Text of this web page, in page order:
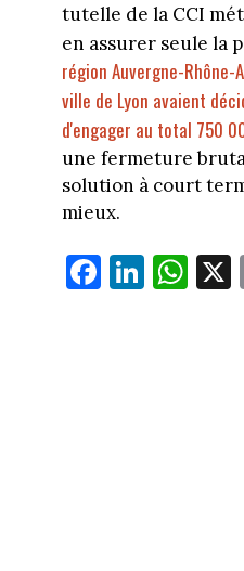
tutelle de la CCI
en assurer seule la
région Auvergne-
ville de Lyon avaient
d'engager au total 750
une fermeture
solution à court
mieux.
Fa
ce
Li
nk
W
ha